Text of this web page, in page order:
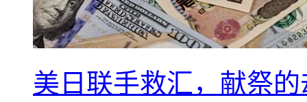
美日联手救汇，献祭